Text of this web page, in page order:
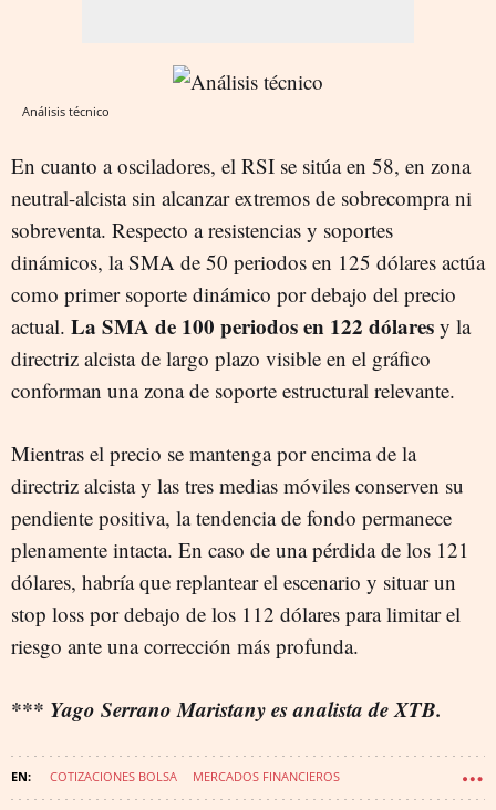
Análisis técnico
En cuanto a osciladores, el RSI se sitúa en 58, en zona
neutral-alcista sin alcanzar extremos de sobrecompra ni
sobreventa. Respecto a resistencias y soportes
dinámicos, la SMA de 50 periodos en 125 dólares actúa
como primer soporte dinámico por debajo del precio
actual. La SMA de 100 periodos en 122 dólares y la
directriz alcista de largo plazo visible en el gráfico
conforman una zona de soporte estructural relevante.
Mientras el precio se mantenga por encima de la
directriz alcista y las tres medias móviles conserven su
pendiente positiva, la tendencia de fondo permanece
plenamente intacta. En caso de una pérdida de los 121
dólares, habría que replantear el escenario y situar un
stop loss por debajo de los 112 dólares para limitar el
riesgo ante una corrección más profunda.
*** Yago Serrano Maristany es analista de XTB.
COTIZACIONES BOLSA MERCADOS FINANCIEROS